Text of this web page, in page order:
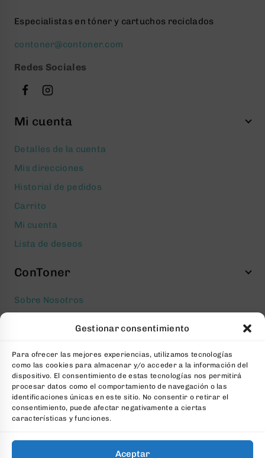
Gestionar consentimiento
Para ofrecer las mejores experiencias, utilizamos tecnologías
como las cookies para almacenar y/o acceder a la información del
dispositivo. El consentimiento de estas tecnologías nos permitirá
procesar datos como el comportamiento de navegación o las
identificaciones únicas en este sitio. No consentir o retirar el
consentimiento, puede afectar negativamente a ciertas
características y funciones.
Aceptar
Especialistas en tóner y cartuchos reciclados
contoner@contoner.com
Redes Sociales
Mi cuenta
Detalles de la cuenta
Mis direcciones
Historial de pedidos
Carrito
Mi cuenta
Lista de deseos
ConToner
Sobre Nosotros
Política de cookies
Condiciones generales Contratación
Contacto
FAQs